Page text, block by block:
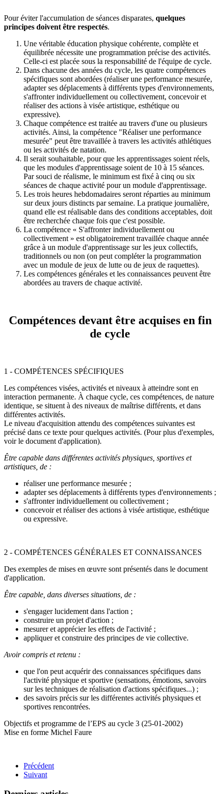
Pour éviter l'accumulation de séances disparates, quelques
principes doivent être respectés.
Une véritable éducation physique cohérente, complète et
équilibrée nécessite une programmation précise des activités.
Celle-ci est placée sous la responsabilité de l'équipe de cycle.
Dans chacune des années du cycle, les quatre compétences
spécifiques sont abordées (réaliser une performance mesurée,
adapter ses déplacements à différents types d'environnements,
s'affronter individuellement ou collectivement, concevoir et
réaliser des actions à visée artistique, esthétique ou
expressive).
Chaque compétence est traitée au travers d'une ou plusieurs
activités. Ainsi, la compétence "Réaliser une performance
mesurée" peut être travaillée à travers les activités athlétiques
ou les activités de natation.
Il serait souhaitable, pour que les apprentissages soient réels,
que les modules d'apprentissage soient de 10 à 15 séances.
Par souci de réalisme, le minimum est fixé à cinq ou six
séances de chaque activité pour un module d'apprentissage.
Les trois heures hebdomadaires seront réparties au minimum
sur deux jours distincts par semaine. La pratique journalière,
quand elle est réalisable dans des conditions acceptables, doit
être recherchée chaque fois que c'est possible.
La compétence « S'affronter individuellement ou
collectivement » est obligatoirement travaillée chaque année
grâce à un module d'apprentissage sur les jeux collectifs,
traditionnels ou non (on peut compléter la programmation
avec un module de jeux de lutte ou de jeux de raquettes).
Les compétences générales et les connaissances peuvent être
abordées au travers de chaque activité.
Compétences devant être acquises en fin
de cycle
1 - COMPÉTENCES SPÉCIFIQUES
Les compétences visées, activités et niveaux à atteindre sont en
interaction permanente. À chaque cycle, ces compétences, de nature
identique, se situent à des niveaux de maîtrise différents, et dans
différentes activités.
Le niveau d'acquisition attendu des compétences suivantes est
précisé dans ce texte pour quelques activités. (Pour plus d'exemples,
voir le document d'application).
Être capable dans différentes activités physiques, sportives et
artistiques, de :
réaliser une performance mesurée ;
adapter ses déplacements à différents types d'environnements ;
s'affronter individuellement ou collectivement ;
concevoir et réaliser des actions à visée artistique, esthétique
ou expressive.
2 - COMPÉTENCES GÉNÉRALES ET CONNAISSANCES
Des exemples de mises en œuvre sont présentés dans le document
d'application.
Être capable, dans diverses situations, de :
s'engager lucidement dans l'action ;
construire un projet d'action ;
mesurer et apprécier les effets de l'activité ;
appliquer et construire des principes de vie collective.
Avoir compris et retenu :
que l'on peut acquérir des connaissances spécifiques dans
l'activité physique et sportive (sensations, émotions, savoirs
sur les techniques de réalisation d'actions spécifiques...) ;
des savoirs précis sur les différentes activités physiques et
sportives rencontrées.
Objectifs et programme de l’EPS au cycle 3 (25-01-2002)
Mise en forme Michel Faure
Précédent
Suivant